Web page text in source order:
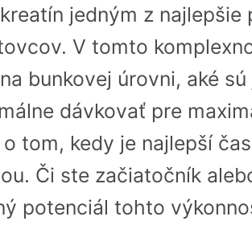
jedným z
V tomto
bunkovej úrovni, aké
dávkovať pre
tom, kedy je najlepší
Či ste začiatočník
potenciál tohto